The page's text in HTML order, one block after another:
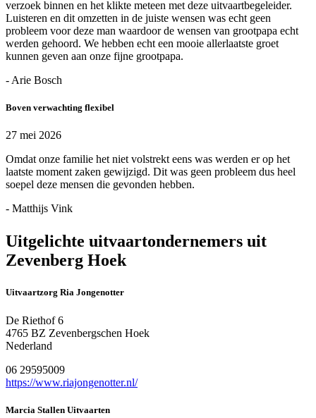
verzoek binnen en het klikte meteen met deze uitvaartbegeleider.
Luisteren en dit omzetten in de juiste wensen was echt geen
probleem voor deze man waardoor de wensen van grootpapa echt
werden gehoord. We hebben echt een mooie allerlaatste groet
kunnen geven aan onze fijne grootpapa.
- Arie Bosch
Boven verwachting flexibel
27 mei 2026
Omdat onze familie het niet volstrekt eens was werden er op het
laatste moment zaken gewijzigd. Dit was geen probleem dus heel
soepel deze mensen die gevonden hebben.
- Matthijs Vink
Uitgelichte uitvaartondernemers uit
Zevenberg Hoek
Uitvaartzorg Ria Jongenotter
De Riethof 6
4765 BZ Zevenbergschen Hoek
Nederland
06 29595009
https://www.riajongenotter.nl/
Marcia Stallen Uitvaarten